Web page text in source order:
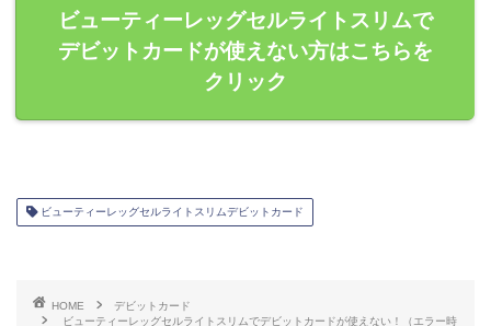
ビューティーレッグセルライトスリムで
デビットカードが使えない方はこちらを
クリック
ビューティーレッグセルライトスリムデビットカード
HOME
デビットカード
ビューティーレッグセルライトスリムでデビットカードが使えない！（エラー時